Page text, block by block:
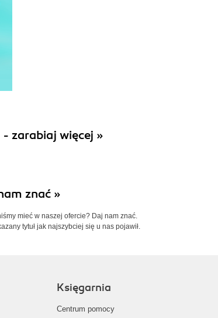
zarabiaj więcej »
znać »
mieć w naszej ofercie? Daj nam znać.
tytuł jak najszybciej się u nas pojawił.
Księgarnia
Centrum pomocy